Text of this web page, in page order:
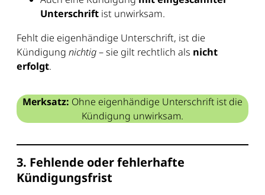
Unterschrift ist unwirksam.
Fehlt die eigenhändige Unterschrift, ist die
Kündigung nichtig– sie gilt rechtlich als nicht
erfolgt.
Merksatz: Ohne eigenhändige Unterschrift ist die
Kündigung unwirksam.
3. Fehlende oder fehlerhafte
Kündigungsfrist